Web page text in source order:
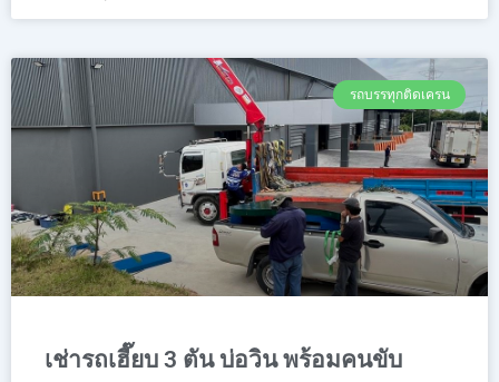
รถบรรทุกติดเครน
เช่ารถเฮี๊ยบ 3 ตัน บ่อวิน พร้อมคนขับ